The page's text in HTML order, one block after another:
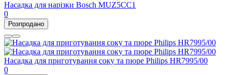
Насадка для нарізки Bosch MUZ5CC1
0
Розпродано
Насадка для приготування соку та пюре Philips HR7995/00
0